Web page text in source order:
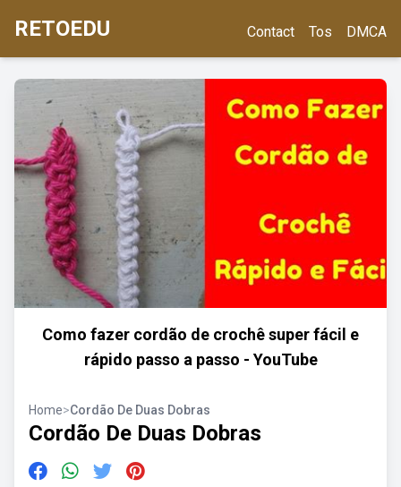
RETOEDU Contact Tos DMCA
Como fazer cordão de crochê super fácil e
rápido passo a passo - YouTube
Home>Cordão De Duas Dobras
Cordão De Duas Dobras